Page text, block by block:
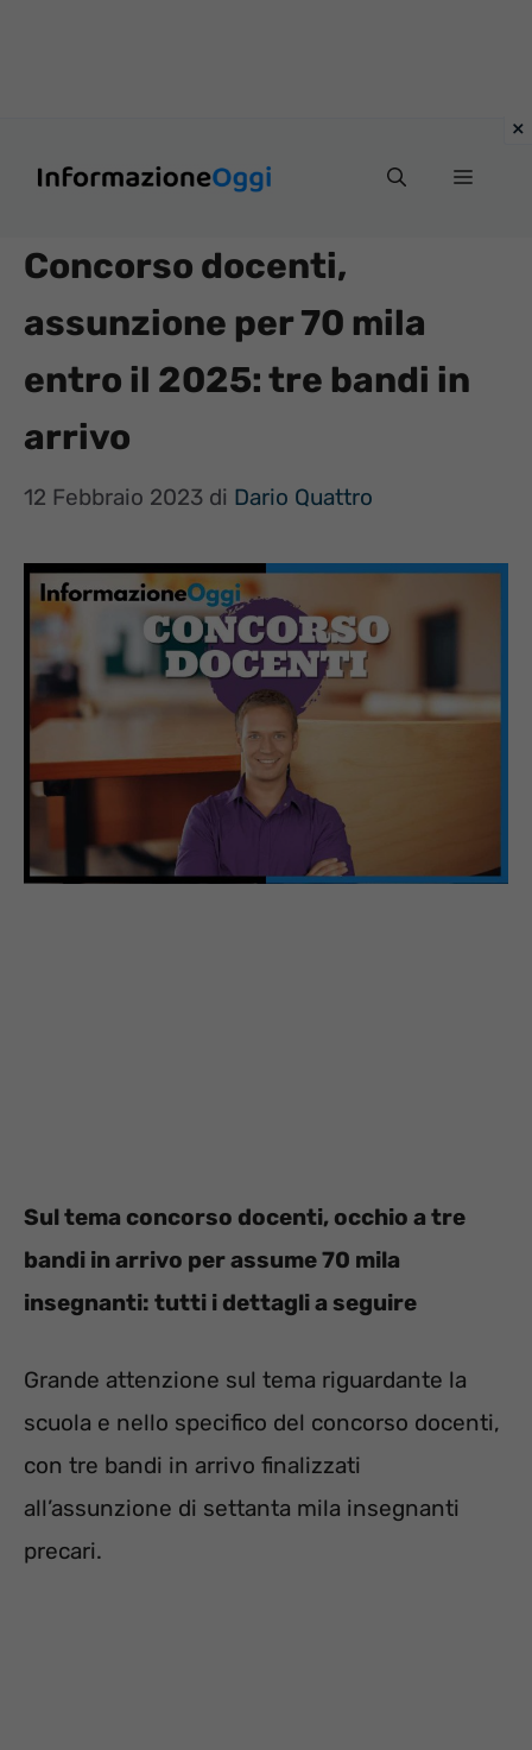
Menu
Concorso docenti,
assunzione per 70 mila
entro il 2025: tre bandi in
arrivo
12 Febbraio 2023 di Dario Quattro
Sul tema concorso docenti, occhio a tre
bandi in arrivo per assume 70 mila
insegnanti: tutti i dettagli a seguire
Grande attenzione sul tema riguardante la
scuola e nello specifico del concorso docenti,
con tre bandi in arrivo finalizzati
all’assunzione di settanta mila insegnanti
precari.